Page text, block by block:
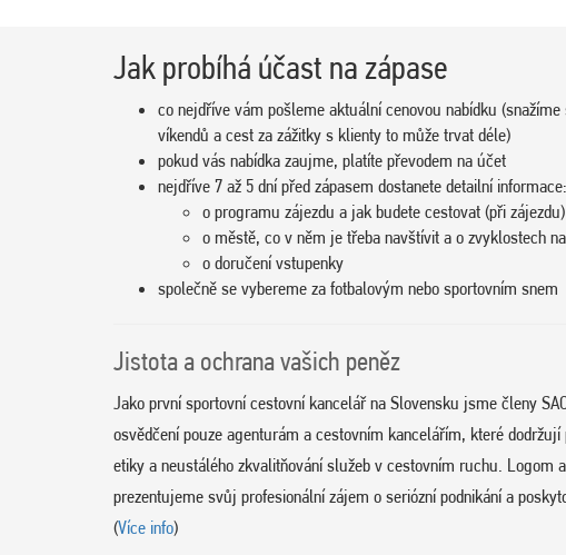
Jak probíhá účast na zápase
co nejdříve vám pošleme aktuální cenovou nabídku (snažíme
víkendů a cest za zážitky s klienty to může trvat déle)
pokud vás nabídka zaujme, platíte převodem na účet
nejdříve 7 až 5 dní před zápasem dostanete detailní informace:
o programu zájezdu a jak budete cestovat (při zájezdu)
o městě, co v něm je třeba navštívit a o zvyklostech
o doručení vstupenky
společně se vybereme za fotbalovým nebo sportovním snem
Jistota a ochrana vašich peněz
Jako první sportovní cestovní kancelář na Slovensku jsme členy
osvědčení pouze agenturám a cestovním kancelářím, které
etiky a neustálého zkvalitňování služeb v cestovním ruchu. Logom
prezentujeme svůj profesionální zájem o seriózní podnikání a
(Více info)